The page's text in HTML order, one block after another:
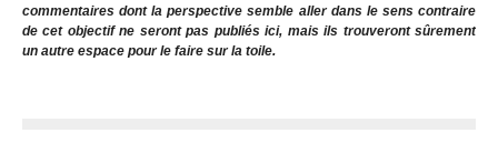
commentaires dont la perspective semble aller dans le sens contraire
de cet objectif ne seront pas publiés ici, mais ils trouveront sûrement
un autre espace pour le faire sur la toile.